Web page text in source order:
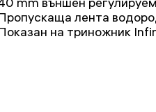
лента
на триножник